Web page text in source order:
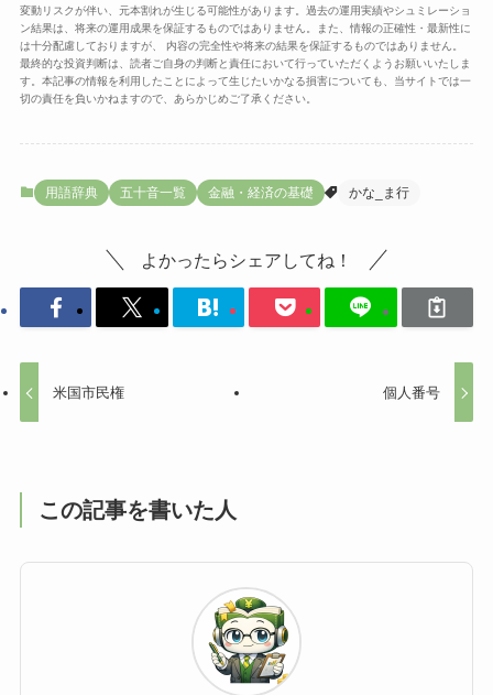
変動リスクが伴い、元本割れが生じる可能性があります。過去の運用実績やシュミレーショ
ン結果は、将来の運用成果を保証するものではありません。また、情報の正確性・最新性に
は十分配慮しておりますが、 内容の完全性や将来の結果を保証するものではありません。
最終的な投資判断は、読者ご自身の判断と責任において行っていただくようお願いいたしま
す。本記事の情報を利用したことによって生じたいかなる損害についても、当サイトでは一
切の責任を負いかねますので、あらかじめご了承ください。
用語辞典 五十音一覧 金融・経済の基礎 かな_ま行
よかったらシェアしてね！
米国市民権 個人番号
この記事を書いた人